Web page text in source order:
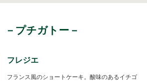
－プチガトー－
フレジエ
フランス風のショートケーキ。酸味のあるイチゴ